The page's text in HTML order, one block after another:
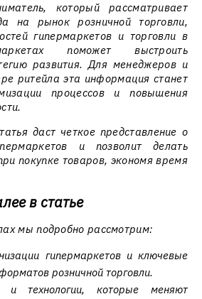
который рассматривает
на рынок розничной торговли,
гипермаркетов и торговли в
поможет выстроить
развития. Для менеджеров и
ритейла эта информация станет
процессов и повышения
даст четкое представление о
и позволит делать
покупке товаров, экономя время
в статье
мы подробно рассмотрим:
гипермаркетов и ключевые
розничной торговли.
и технологии, которые меняют